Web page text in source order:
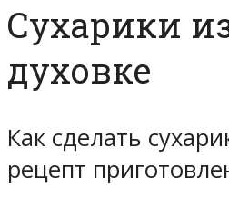
Сухарики
духовке
Как сделать
рецепт